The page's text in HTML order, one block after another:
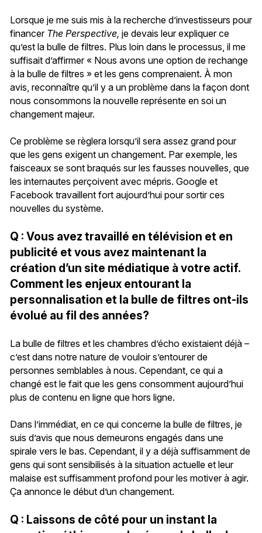
Lorsque je me suis mis à la recherche d’investisseurs pour
financer The Perspective, je devais leur expliquer ce
qu’est la bulle de filtres. Plus loin dans le processus, il me
suffisait d’affirmer « Nous avons une option de rechange
à la bulle de filtres » et les gens comprenaient. À mon
avis, reconnaître qu’il y a un problème dans la façon dont
nous consommons la nouvelle représente en soi un
changement majeur.
Ce problème se règlera lorsqu’il sera assez grand pour
que les gens exigent un changement. Par exemple, les
faisceaux se sont braqués sur les fausses nouvelles, que
les internautes perçoivent avec mépris. Google et
Facebook travaillent fort aujourd’hui pour sortir ces
nouvelles du système.
Q : Vous avez travaillé en télévision et en
publicité et vous avez maintenant la
création d’un site médiatique à votre actif.
Comment les enjeux entourant la
personnalisation et la bulle de filtres ont-ils
évolué au fil des années?
La bulle de filtres et les chambres d’écho existaient déjà –
c’est dans notre nature de vouloir s’entourer de
personnes semblables à nous. Cependant, ce qui a
changé est le fait que les gens consomment aujourd’hui
plus de contenu en ligne que hors ligne.
Dans l’immédiat, en ce qui concerne la bulle de filtres, je
suis d’avis que nous demeurons engagés dans une
spirale vers le bas. Cependant, il y a déjà suffisamment de
gens qui sont sensibilisés à la situation actuelle et leur
malaise est suffisamment profond pour les motiver à agir.
Ça annonce le début d’un changement.
Q : Laissons de côté pour un instant la